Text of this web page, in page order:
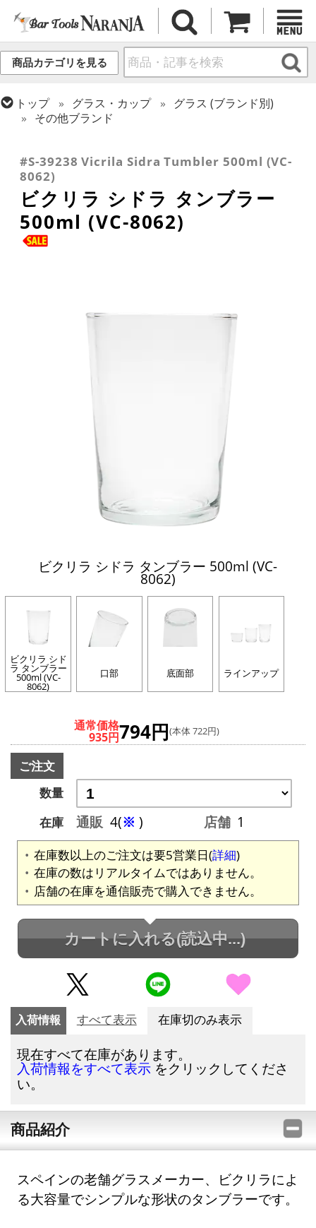
商品カテゴリを見る
トップ グラス・カップ
グラス (ブランド別)
その他ブランド
ロックグラス
#S-39238 Vicrila Sidra Tumbler 500ml (VC-
8062)
ビクリラ シドラ タンブラー
500ml (VC-8062)
ビクリラ シドラ タンブラー 500ml (VC-
8062)
ビクリラ シド
ラ タンブラー
500ml (VC-
8062)
口部 底面部 ラインアップ
通常価格
935円794円(本体 722円)
ご注文
数量
在庫
通販 4(※ ) 店舗 1
在庫数以上のご注文は要5営業日(詳細)
在庫の数はリアルタイムではありません。
店舗の在庫を通信販売で購入できません。
カートに入れる(読込中...)
入荷情報 すべて表示 在庫切のみ表示
現在すべて在庫があります。
入荷情報をすべて表示 をクリックしてくださ
い。
商品紹介
スペインの老舗グラスメーカー、ビクリラによ
る大容量でシンプルな形状のタンブラーです。